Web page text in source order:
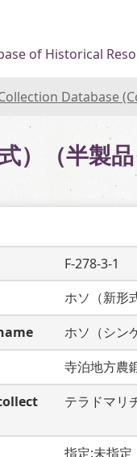
of Historical
Database
）（半製品
F-278-3-1
ホソ（新形
ホソ（シン
寺泊地方農
テラドマリ
指定:未指定